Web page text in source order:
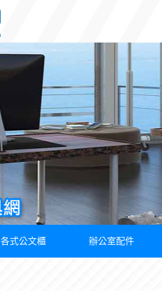
各式公文櫃 辦公室配件